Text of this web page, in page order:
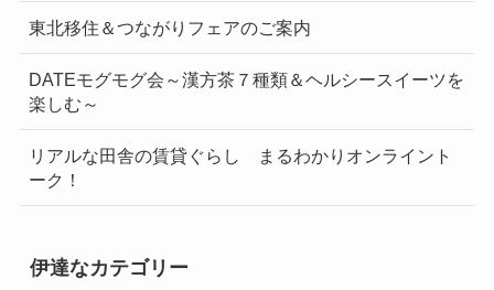
東北移住＆つながりフェアのご案内
DATEモグモグ会～漢方茶７種類＆ヘルシースイーツを
楽しむ～
リアルな田舎の賃貸ぐらし まるわかりオンライント
ーク！
伊達なカテゴリー